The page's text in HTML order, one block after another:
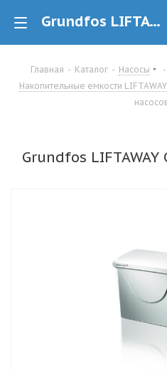
Grundfos LIFTAWAY C (для насосов KP) (96003985) накопительная емкость купить в Минске
Главная - Каталог - Насосы -
Накопительные емкости LIFTAWAY
Grundfos LIFTAWAY